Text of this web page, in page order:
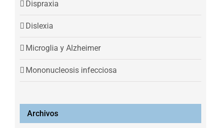
Dispraxia
Dislexia
Microglia y Alzheimer
Mononucleosis infecciosa
Archivos